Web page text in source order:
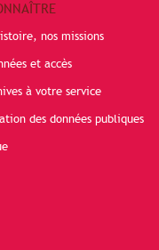
nos missions
et accès
à votre service
des données publiques